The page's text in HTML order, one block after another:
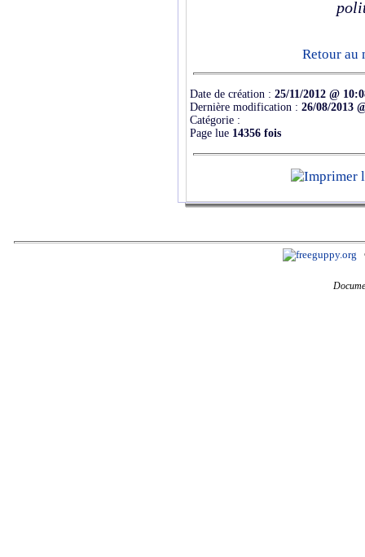
Retour au
Date de création : 25/11/2012 @
Dernière modification : 26/08/2013
Catégorie :
Page lue 14356 fois